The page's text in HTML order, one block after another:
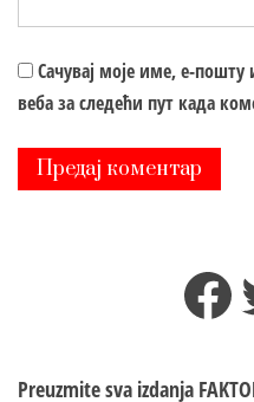
Сачувај моје име, е-
веба за следећи пут када
Preuzmite sva izdanja